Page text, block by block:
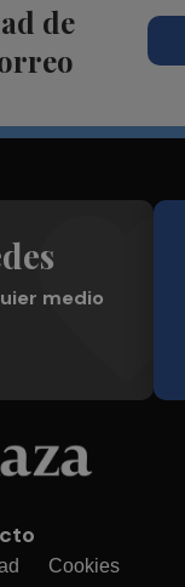
de
medio
Cookies